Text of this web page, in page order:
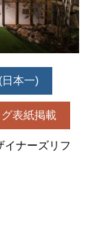
本一)
表紙掲載
イナーズリフ